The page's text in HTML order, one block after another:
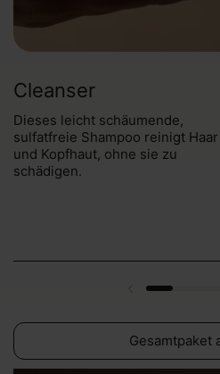
Cleanser
Dieses leicht schäumende,
sulfatfreie Shampoo reinigt Haar
und Kopfhaut, ohne sie zu
schädigen.
Gesamtpaket